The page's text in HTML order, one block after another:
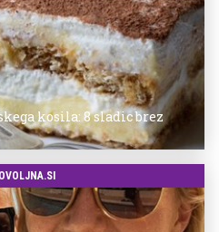
kosila: 8 sladic brez